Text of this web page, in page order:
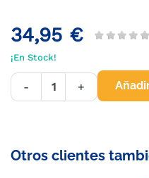
34,95 €
¡En Stock!
- +
Otros clientes